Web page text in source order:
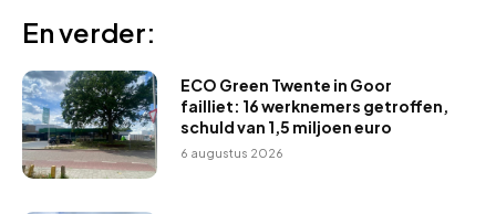
En verder:
ECO Green Twente in Goor
failliet: 16 werknemers getroffen,
schuld van 1,5 miljoen euro
6 augustus 2026